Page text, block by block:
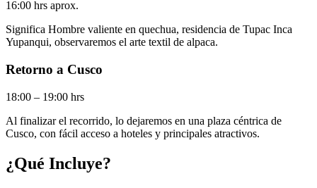
16:00 hrs aprox.
Significa Hombre valiente en quechua, residencia de Tupac Inca
Yupanqui, observaremos el arte textil de alpaca.
Retorno a Cusco
18:00 – 19:00 hrs
Al finalizar el recorrido, lo dejaremos en una plaza céntrica de
Cusco, con fácil acceso a hoteles y principales atractivos.
¿Qué Incluye?